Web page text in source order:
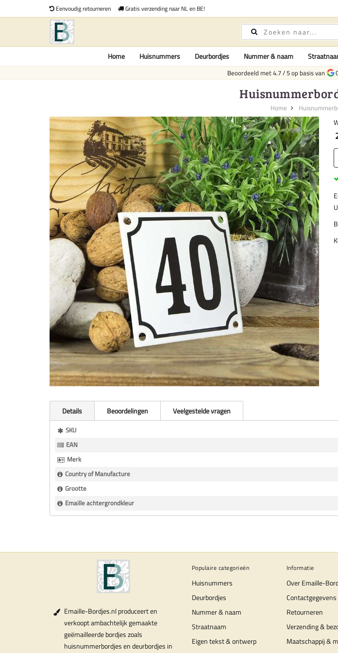
Eenvoudig retourneren Gratis verzending naar NL en BE!
Home Huisnummers Deurbordjes Nummer & naam
Beoordeeld met4.7/5op basis van
Home
Details Beoordelingen
Veelgestelde vragen
Meer
Informatie
SKU
EAN
Merk
Country of Manufacture
Grootte
Emaille achtergrondkleur
Emaille-Bordjes.nl produceert en
verkoopt ambachtelijk gemaakte
geëmailleerde bordjes zoals
huisnummerbordjes en deurbordjes in
Populaire categorieën
Huisnummers
Deurbordjes
Nummer & naam
Straatnaam
Eigen tekst & ontwerp
Informatie
Over Emaille-
Contactgegevens
Retourneren
Verzending &
Maatschappij &